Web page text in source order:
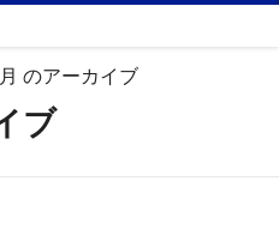
のアーカイブ
ブ